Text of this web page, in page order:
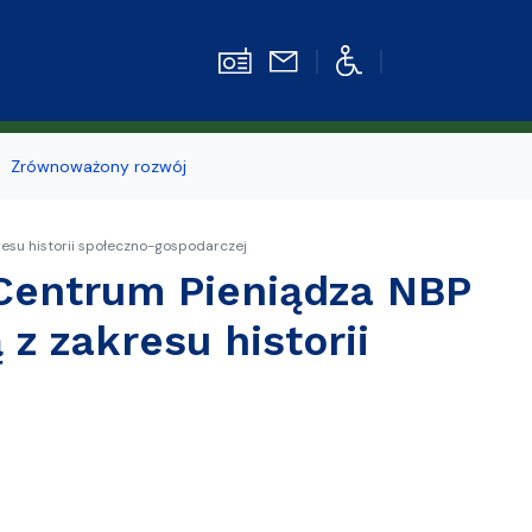
Zrównoważony rozwój
historii społeczno-gospodarczej
Pieniądza NBP
z zakresu historii